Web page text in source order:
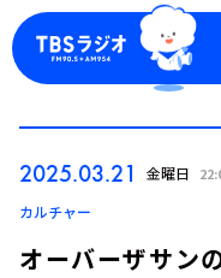
2025.03.21 金曜日
カルチャー
オーバーザサン